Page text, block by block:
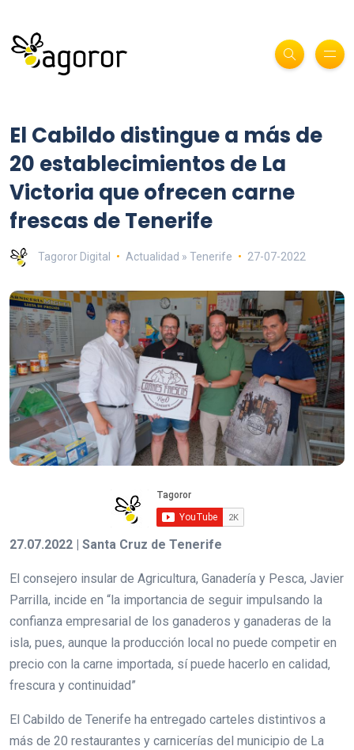
El Cabildo distingue a más de
20 establecimientos de La
Victoria que ofrecen carne
frescas de Tenerife
Tagoror Digital Actualidad » Tenerife 27-07-2022
27.07.2022 | Santa Cruz de Tenerife
El consejero insular de Agricultura, Ganadería y Pesca, Javier
Parrilla, incide en “la importancia de seguir impulsando la
confianza empresarial de los ganaderos y ganaderas de la
isla, pues, aunque la producción local no puede competir en
precio con la carne importada, sí puede hacerlo en calidad,
frescura y continuidad”
El Cabildo de Tenerife ha entregado carteles distintivos a
más de 20 restaurantes y carnicerías del municipio de La